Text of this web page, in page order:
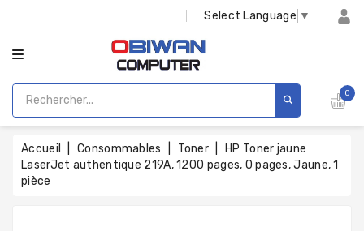
Select Language ▼
0
Accueil Consommables Toner
HP Toner jaune
LaserJet authentique 219A, 1200 pages, 0 pages, Jaune, 1
pièce